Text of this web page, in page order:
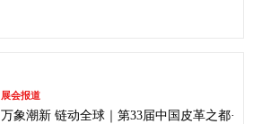
展会报道
万象潮新 链动全球｜第33届中国皮革之都·